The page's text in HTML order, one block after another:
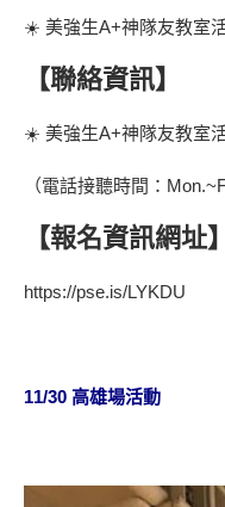
☀️ 美強生A+神隊友教室
【聯絡資訊】
☀️ 美強生A+神隊友教室
（電話接聽時間：
【報名資訊網址】
https://pse.is/LYKDU
11/30 高雄場活動